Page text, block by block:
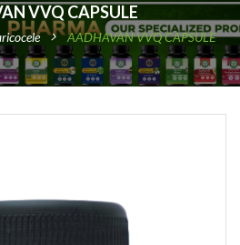
VVQ CAPSULE
AADHAVAN VVQ CAPSULE